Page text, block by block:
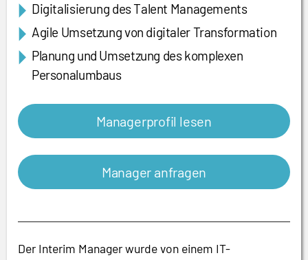
Digitalisierung des Talent Managements
Agile Umsetzung von digitaler Transformation
Planung und Umsetzung des komplexen
Personalumbaus
Managerprofil lesen
Manager anfragen
Der Interim Manager wurde von einem IT-